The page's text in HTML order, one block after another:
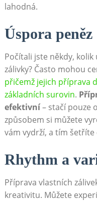
lahodná.
Úspora peněz
Počítali jste někdy,
⁢zálivky? ‍Často mohou
přičemž jejich⁣ příprava
základních surovin.
efektivní– stačí pouze
⁤způsobem si můžete
vám vydrží, a tím šetříte
Rhythm a
Příprava vlastních
kreativitu. Můžete